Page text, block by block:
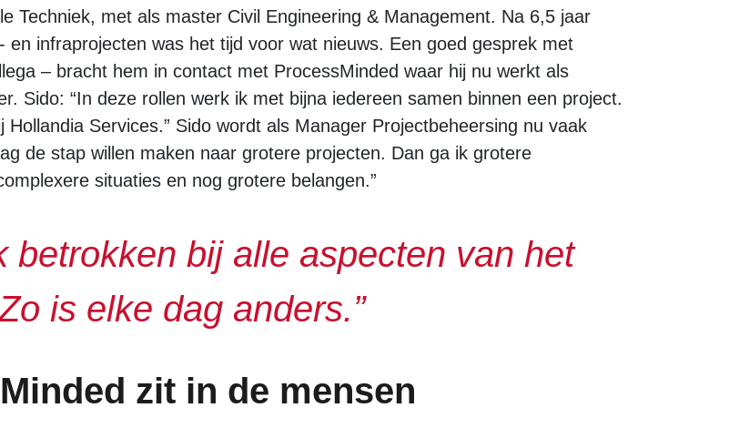
Techniek, met als master Civil Engineering & Management. Na 6,5 jaar
infraprojecten was het tijd voor wat nieuws. Een goed gesprek met
– bracht hem in contact met ProcessMinded waar hij nu werkt als
Sido: “In deze rollen werk ik met bijna iedereen samen binnen een project.
Services.” Sido wordt als Manager Projectbeheersing nu vaak
de stap willen maken naar grotere projecten. Dan ga ik grotere
situaties en nog grotere belangen.”
betrokken bij alle aspecten van het
is elke dag anders.”
zit in de mensen